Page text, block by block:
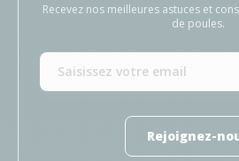
Recevez nos meilleures astuces et
de poules.
Rejoignez-